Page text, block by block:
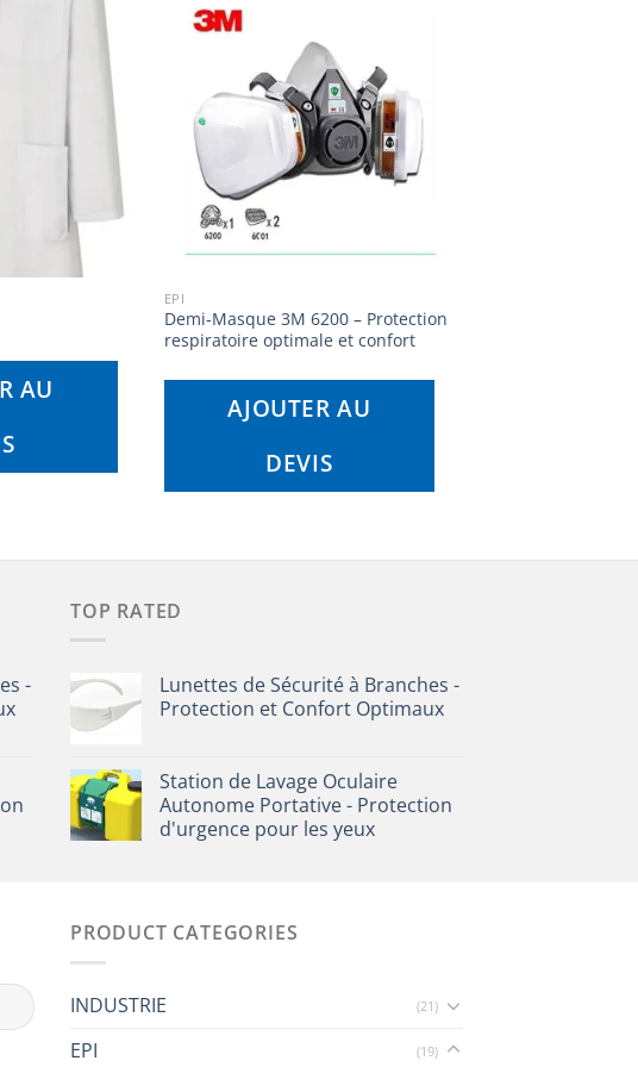
AU
EPI
Demi-Masque 3M 6200 – Protection
respiratoire optimale et confort
AJOUTER AU
DEVIS
-
TOP RATED
Lunettes de Sécurité à Branches -
Protection et Confort Optimaux
Station de Lavage Oculaire
Autonome Portative - Protection
d'urgence pour les yeux
PRODUCT CATEGORIES
INDUSTRIE (21)
EPI (19)